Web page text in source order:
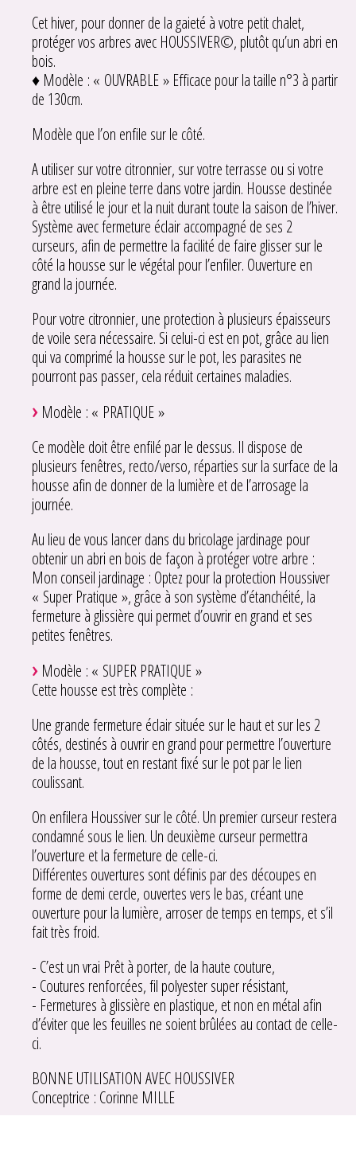
Cet hiver, pour donner de la gaieté à votre petit chalet,
protéger vos arbres avec HOUSSIVER©, plutôt qu’un abri en
bois.
♦ Modèle : « OUVRABLE » Efficace pour la taille n°3 à partir
de 130cm.
Modèle que l’on enfile sur le côté.
A utiliser sur votre citronnier, sur votre terrasse ou si votre
arbre est en pleine terre dans votre jardin. Housse destinée
à être utilisé le jour et la nuit durant toute la saison de l’hiver.
Système avec fermeture éclair accompagné de ses 2
curseurs, afin de permettre la facilité de faire glisser sur le
côté la housse sur le végétal pour l’enfiler. Ouverture en
grand la journée.
Pour votre citronnier, une protection à plusieurs épaisseurs
de voile sera nécessaire. Si celui-ci est en pot, grâce au lien
qui va comprimé la housse sur le pot, les parasites ne
pourront pas passer, cela réduit certaines maladies.
Modèle : « PRATIQUE »
Ce modèle doit être enfilé par le dessus. Il dispose de
plusieurs fenêtres, recto/verso, réparties sur la surface de la
housse afin de donner de la lumière et de l’arrosage la
journée.
Au lieu de vous lancer dans du bricolage jardinage pour
obtenir un abri en bois de façon à protéger votre arbre :
Mon conseil jardinage : Optez pour la protection Houssiver
« Super Pratique », grâce à son système d’étanchéité, la
fermeture à glissière qui permet d’ouvrir en grand et ses
petites fenêtres.
Modèle : « SUPER PRATIQUE »
Cette housse est très complète :
Une grande fermeture éclair située sur le haut et sur les 2
côtés, destinés à ouvrir en grand pour permettre l’ouverture
de la housse, tout en restant fixé sur le pot par le lien
coulissant.
On enfilera Houssiver sur le côté. Un premier curseur restera
condamné sous le lien. Un deuxième curseur permettra
l’ouverture et la fermeture de celle-ci.
Différentes ouvertures sont définis par des découpes en
forme de demi cercle, ouvertes vers le bas, créant une
ouverture pour la lumière, arroser de temps en temps, et s’il
fait très froid.
- C’est un vrai Prêt à porter, de la haute couture,
- Coutures renforcées, fil polyester super résistant,
- Fermetures à glissière en plastique, et non en métal afin
d’éviter que les feuilles ne soient brûlées au contact de celle-
ci.
BONNE UTILISATION AVEC HOUSSIVER
Conceptrice : Corinne MILLE